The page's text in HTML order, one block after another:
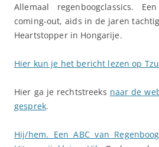
Allemaal regenboogclassics.
coming-out, aids in de jaren
Heartstopper in Hongarije.
Hier kun je het bericht lezen op
Hier ga je rechtstreeks naar de
gesprek.
Hij/hem. Een ABC van